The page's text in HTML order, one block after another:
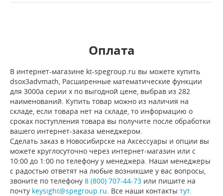
Оплата
В интернет-магазине kt-spegroup.ru вы можете купить
dsox3advmath, Расширенные математические функции
для 3000a серии x по выгодной цене, выбрав из 282
наименований. Купить товар можно из наличия на
складе, если товара нет на складе, то информацию о
сроках поступления товара вы получите после обработки
вашего интернет-заказа менеджером.
Сделать заказ в Новосибирске на Аксессуары и опции вы
можете круглосуточно через интернет-магазин или с
10:00 до 1:00 по телефону у менеджера. Наши менеджеры
с радостью ответят на любые возникшие у вас вопросы,
звоните по телефону 8 (800) 707-44-73 или пишите на
почту keysight@spegroup.ru . Все наши контакты тут.